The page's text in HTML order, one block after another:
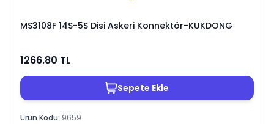
MS3108F 14S-5S Disi Askeri Konnektör-KUKDONG
1266.80 TL
Sepete Ekle
Ürün Kodu: 9659